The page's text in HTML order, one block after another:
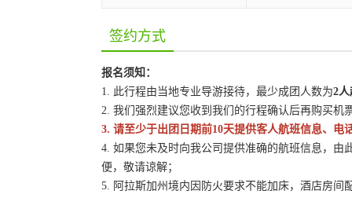
签约方式
报名须知：
1. 此行程由当地专业导游接待，最少成团人数为2人
2. 我们强烈建议您收到我们的行程确认后再购买机
3. 请至少于出团日期前10天提供客人航班信息、电
4. 如果您未及时向我公司提供准确的航班信息，
便，敬请谅解；
5. 阿拉斯加州境内因防火要求不能加床，酒店房间